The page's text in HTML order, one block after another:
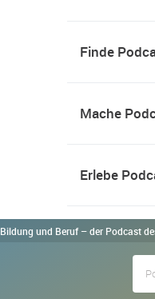
Finde
Mache
Erlebe
Bildung und Beruf – der Podcast